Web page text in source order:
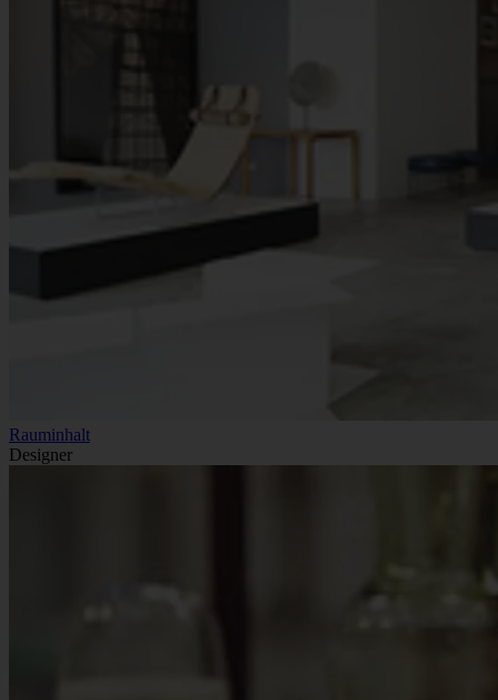
Rauminhalt
Designer